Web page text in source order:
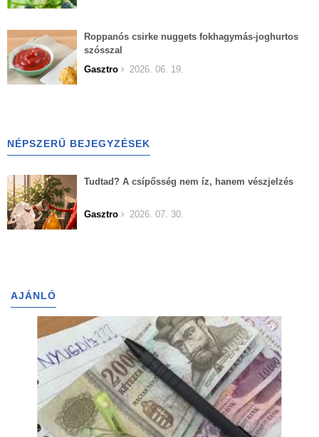
Roppanós csirke nuggets fokhagymás-joghurtos
szósszal
Gasztro
2026. 06. 19.
NÉPSZERŰ BEJEGYZÉSEK
Tudtad? A csípősség nem íz, hanem vészjelzés
Gasztro 2026. 07. 30.
AJÁNLÓ